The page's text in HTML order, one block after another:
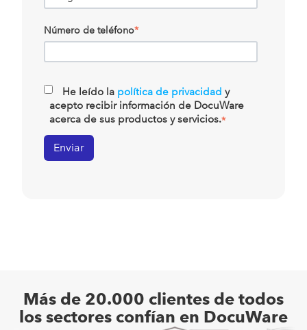
Número de teléfono*
He leído la política de privacidad y
acepto recibir información de DocuWare
acerca de sus productos y servicios.*
Más de 20.000 clientes de todos
los sectores confían en DocuWare